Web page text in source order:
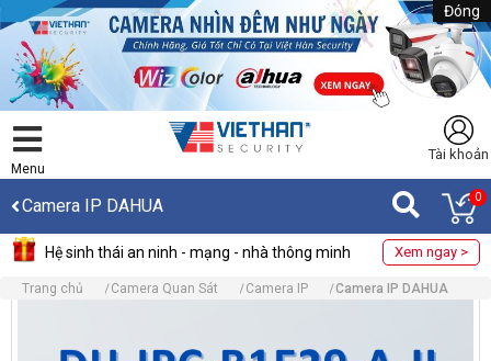
Đóng
Menu
Tài khoản
Camera IP DAHUA 0
Hệ sinh thái an ninh - mạng - nhà thông minh Xem ngay >
Trang chủ Camera Quan Sát Camera IP Camera IP DAHUA